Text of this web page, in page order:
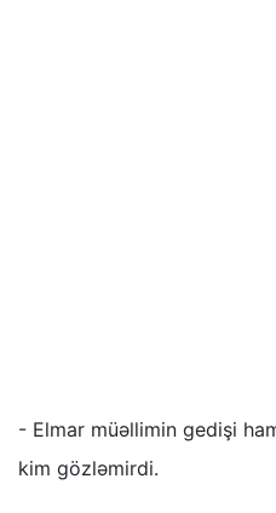
- Elmar müəllimin gedişi
kim gözləmirdi.